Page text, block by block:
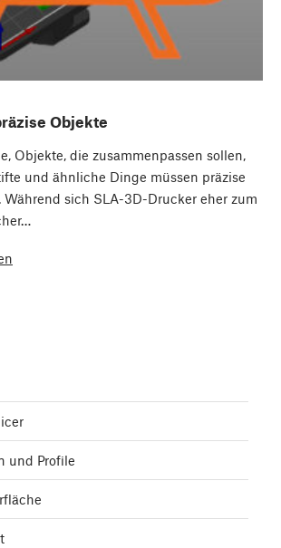
Objekte
Objekte, die zusammenpassen sollen,
und ähnliche Dinge müssen präzise
sich SLA-3D-Drucker eher zum
und Profile